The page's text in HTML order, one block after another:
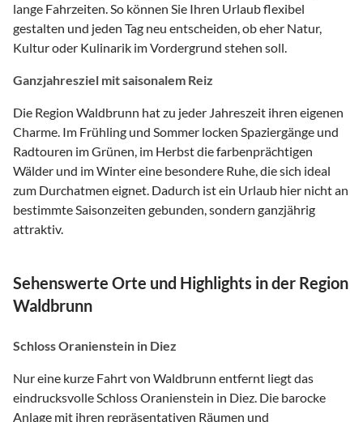
lange Fahrzeiten. So können Sie Ihren Urlaub flexibel
gestalten und jeden Tag neu entscheiden, ob eher Natur,
Kultur oder Kulinarik im Vordergrund stehen soll.
Ganzjahresziel mit saisonalem Reiz
Die Region Waldbrunn hat zu jeder Jahreszeit ihren eigenen
Charme. Im Frühling und Sommer locken Spaziergänge und
Radtouren im Grünen, im Herbst die farbenprächtigen
Wälder und im Winter eine besondere Ruhe, die sich ideal
zum Durchatmen eignet. Dadurch ist ein Urlaub hier nicht an
bestimmte Saisonzeiten gebunden, sondern ganzjährig
attraktiv.
Sehenswerte Orte und Highlights in der Region
Waldbrunn
Schloss Oranienstein in Diez
Nur eine kurze Fahrt von Waldbrunn entfernt liegt das
eindrucksvolle Schloss Oranienstein in Diez. Die barocke
Anlage mit ihren repräsentativen Räumen und